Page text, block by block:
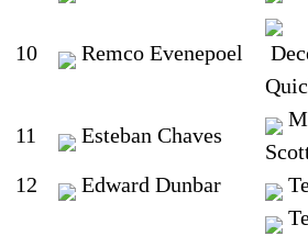
10 Remco Evenepoel
11 Esteban Chaves
12 Edward Dunbar